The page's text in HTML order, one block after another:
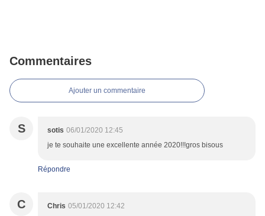
Commentaires
Ajouter un commentaire
S sotis 06/01/2020 12:45
je te souhaite une excellente année 2020!!!gros bisous
Répondre
C Chris 05/01/2020 12:42